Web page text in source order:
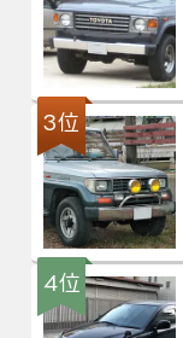
3位
4位